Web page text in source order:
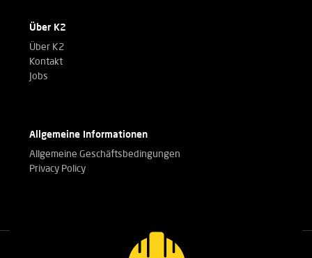
Über K2
Über K2
Kontakt
Jobs
Allgemeine Informationen
Allgemeine Geschäftsbedingungen
Privacy Policy
Rufen Sie unsere Experten an.